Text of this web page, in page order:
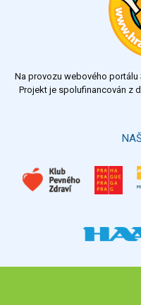
Výsledky
Na provozu webového portálu
Projekt je spolufinancován z